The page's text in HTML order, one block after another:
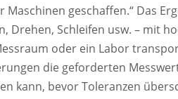
geschaffen.“ Das
Drehen, Schleifen usw. – mit
oder ein Labor
die geforderten
kann, bevor Toleranzen